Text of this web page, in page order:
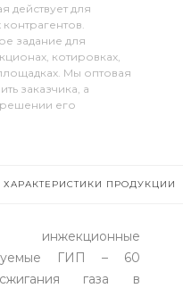
действует для
задание для
котировках,
Мы оптовая
заказчика, а
его
ХАРАКТЕРИСТИКИ ПРОДУКЦИИ
ГИП – 60
газа в